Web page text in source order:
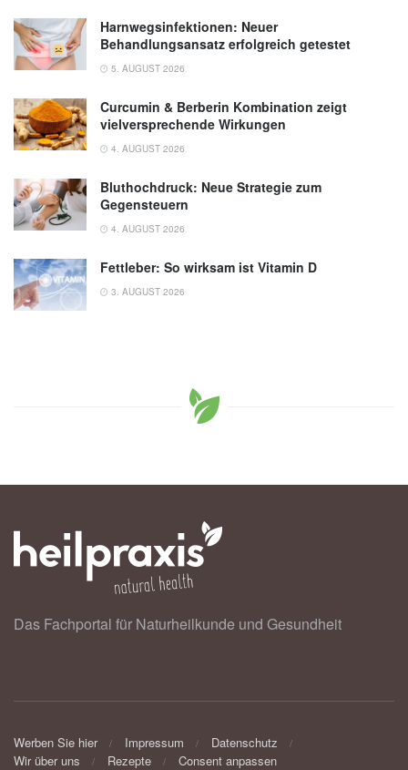
Harnwegsinfektionen: Neuer
Behandlungsansatz erfolgreich getestet
5. AUGUST 2026
Curcumin & Berberin Kombination zeigt
vielversprechende Wirkungen
4. AUGUST 2026
Bluthochdruck: Neue Strategie zum
Gegensteuern
4. AUGUST 2026
Fettleber: So wirksam ist Vitamin D
3. AUGUST 2026
Das Fachportal für Naturheilkunde und Gesundheit
Werben Sie hier Impressum
Datenschutz
Wir über uns
Rezepte Consent anpassen